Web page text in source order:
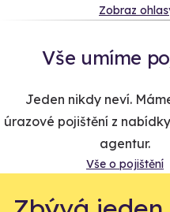
Zobraz
Vše umíme
Jeden nikdy neví.
úrazové pojištění z
agentur.
Vše o pojištění